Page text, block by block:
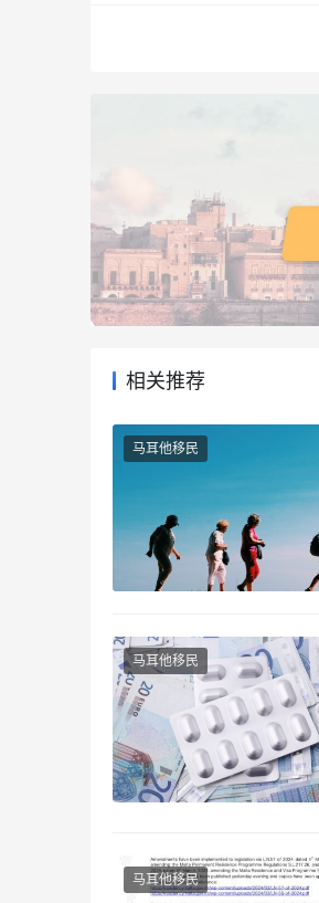
相关推荐
马耳他移民
马耳他移民
马耳他移民